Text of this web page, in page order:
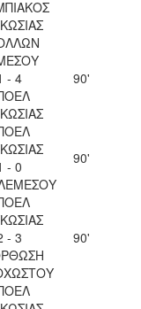
- 4
90'
- 0
90'
- 3
90'